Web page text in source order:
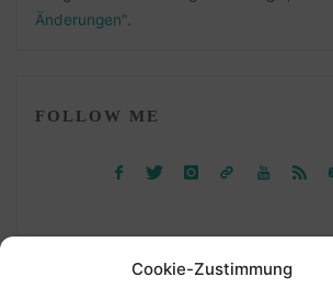
Cookie-Zustimmung
Änderungen".
FOLLOW ME